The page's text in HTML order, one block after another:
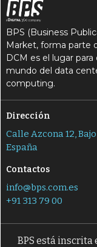
BPS (Business
Market, forma parte
DCM es el lugar
mundo del data
computing.
Dirección
Calle Azcona 12,
España
Contactos
info@bps.com.es
+91 313 79 00
BPS está